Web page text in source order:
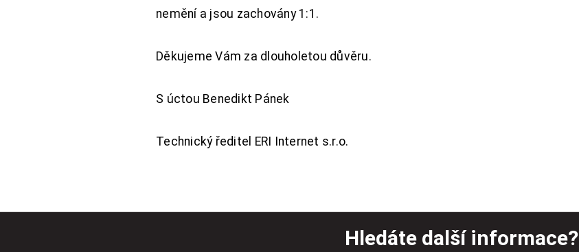
nemění a jsou zachovány 1:1.
Děkujeme Vám za dlouholetou důvěru.
S úctou Benedikt Pánek
Technický ředitel ERI Internet s.r.o.
Hledáte další informace?